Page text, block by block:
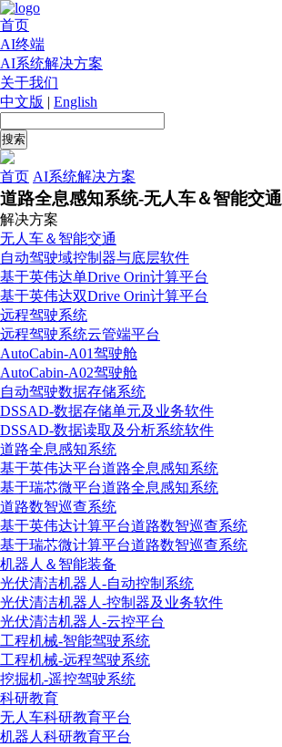
首页
AI终端
AI系统解决方案
关于我们
中文版 | English
首页 AI系统解决方案
道路全息感知系统-无人车＆智能交通
解决方案
无人车＆智能交通
自动驾驶域控制器与底层软件
基于英伟达单Drive Orin计算平台
基于英伟达双Drive Orin计算平台
远程驾驶系统
远程驾驶系统云管端平台
AutoCabin-A01驾驶舱
AutoCabin-A02驾驶舱
自动驾驶数据存储系统
DSSAD-数据存储单元及业务软件
DSSAD-数据读取及分析系统软件
道路全息感知系统
基于英伟达平台道路全息感知系统
基于瑞芯微平台道路全息感知系统
道路数智巡查系统
基于英伟达计算平台道路数智巡查系统
基于瑞芯微计算平台道路数智巡查系统
机器人＆智能装备
光伏清洁机器人-自动控制系统
光伏清洁机器人-控制器及业务软件
光伏清洁机器人-云控平台
工程机械-智能驾驶系统
工程机械-远程驾驶系统
挖掘机-遥控驾驶系统
科研教育
无人车科研教育平台
机器人科研教育平台